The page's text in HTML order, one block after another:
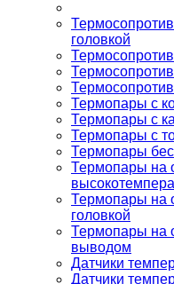
головкой
Термопары с
Термопары с
Термопары с
Термопары
Термопары на
Термопары на
головкой
Термопары на
выводом
Датчики
Датчики